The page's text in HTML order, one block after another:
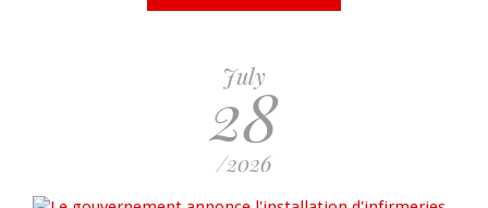
July
28
/2026